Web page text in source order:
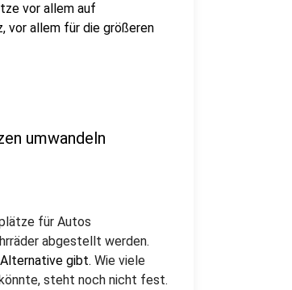
vor allem auf
vor allem für die größeren
umwandeln
für Autos
abgestellt werden.
gibt. Wie viele
steht noch nicht fest.